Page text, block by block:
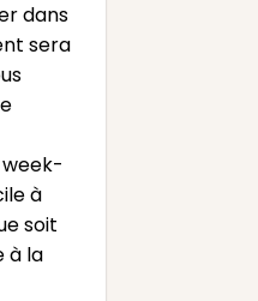
dans
sera
à
soit
à la